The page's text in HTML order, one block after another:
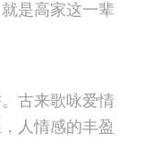
是高家这一辈
古来歌咏爱情
人情感的丰盈